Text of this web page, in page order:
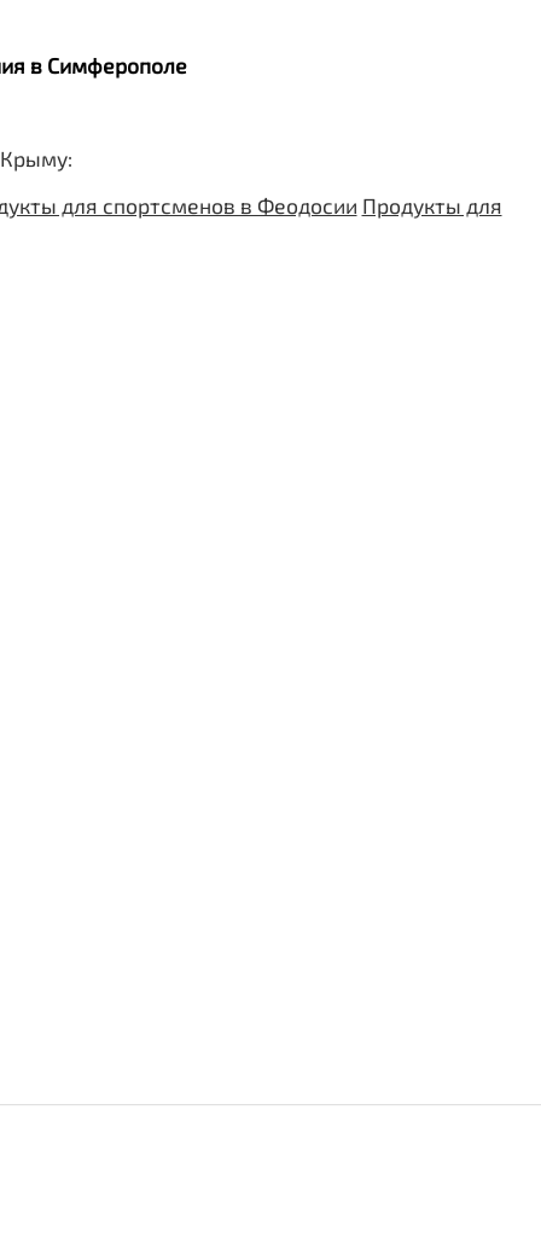
в Симферополе
Крыму:
для спортсменов в Феодосии Продукты для